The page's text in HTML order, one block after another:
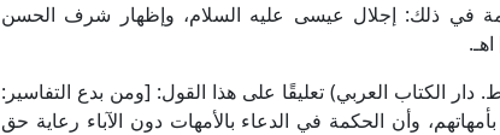
في ذلك: إجلال عيسى عليه السلام، وإظهار شرف الحسن
الإمام الزمخشري في "الكشاف" (2/ 682، ط. دار الكتاب العربي) تعليقًا على هذا القول: [ومن بدع التفاسير:
وأن الحكمة في الدعاء بالأمهات دون الآباء رعاية حق